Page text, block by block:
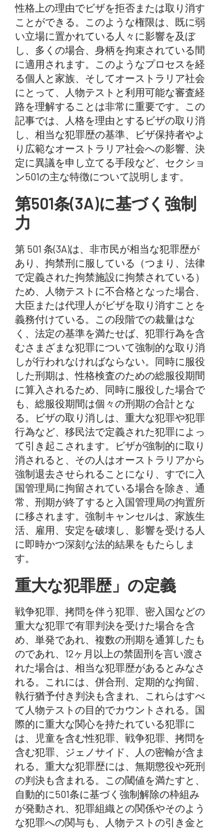
決定への挑戦実力審査と司法審査
司法審査の範囲
成功した司法審査の結果
オーストラリア移民弁護士がお手伝いできること
よくある質問（FAQ）
性格上の理由でビザを拒否または取り消す
ことができる。このような権限は、既に弱
い立場に置かれている人々に影響を及ぼ
し、多くの場合、身柄を拘束されている間
に適用されます。このようなプロセスを経
る個人と家族、そしてオーストラリア社会
にとって、人物テストと利用可能な審査経
路を理解することは非常に重要です。この
記事では、人格を理由とするビザの取り消
し、相当な犯罪歴の基準、ビザ保持者やよ
り広範なオーストラリア社会への影響、決
定に異議を申し立てる手段など、セクショ
ン501の主な特徴について説明します。
第501条(3A)に基づく強制
力
第 501 条(3A)は、非市民が相当な犯罪歴が
あり、拘禁刑に服している（つまり、法律
で定義された拘禁施設に拘禁されている）
ため、人物テストに不合格となった場合、
大臣または代理人がビザを取り消すことを
義務付けている。この段階での裁量はな
く、法定の基準を満たせば、犯罪行為を含
むさまざまな犯罪について強制的な取り消
しが行われなければならない。同時に服役
した刑期は、性格検査のための総服役期間
に算入されるため、同時に服役した場合で
も、総服役期間は個々の刑期の合計とな
る。ビザの取り消しは、重大な犯罪や犯罪
行為など、移民法で定義された犯罪によっ
て引き起こされます。ビザが強制的に取り
消されると、その人はオーストラリアから
強制退去させられることになり、すでに入
国管理局に拘留されている場合を除き、通
常、刑期が終了すると入国管理局の拘置所
に移されます。強制キャンセルは、家族生
活、雇用、安定を破壊し、影響を受ける人
に即時かつ深刻な法的結果をもたらしま
す。
重大な犯罪歴」の定義
戦争犯罪、拷問を伴う犯罪、密入国などの
重大な犯罪で有罪判決を受けた場合を含
め、単発であれ、複数の刑期を通算したも
のであれ、12ヶ月以上の禁固刑を言い渡さ
れた場合は、相当な犯罪歴があるとみなさ
れる。これには、併合刑、定期的な拘留、
執行猶予付き判決も含まれ、これらはすべ
て人物テストの目的でカウントされる。国
際的に重大な関心を持たれている犯罪に
は、児童を含む性犯罪、戦争犯罪、拷問を
含む犯罪、ジェノサイド、人の密輸が含ま
れる。重大な犯罪歴には、無期懲役や死刑
の判決も含まれる。この閾値を満たすと、
自動的に501条に基づく強制解除の枠組み
が発動され、犯罪組織との関係やそのよう
な犯罪への関与も、人物テストの引き金と